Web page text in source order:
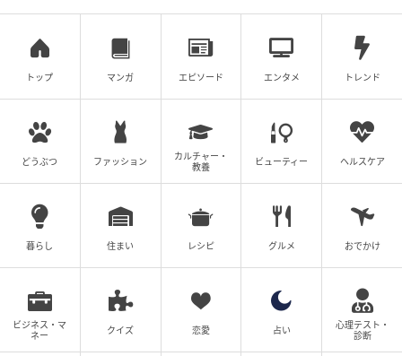
言うな！ それをお袋が喜んでると思うのか！」と一喝
する兄・祐一。悲しみの中でもがきながら言葉になら
ない感情を共有する家族の姿が、ひときわリアルに胸
に迫ります。
そんな日々を経て1年。ようやく家族それぞれが前を向
き始めた頃、サトシのもとに天国の母から"スペシャル
な贈り物"が届きます。それは、クリニックからの「
結精子保存の更新
実はサトシは中学生の頃に白血病を患い、抗癌剤治療
の影響で精子が作れない身体になっていたのです。母
は、当時まだ中学生だった息子の将来に「子どもを持
つ」という選択肢を残すため精子を凍結保存し、内緒
で保存料を振り込み続けていました。さらに亡くなる
トップ マンガ エピソード エンタメ トレンド
どうぶつ ファッション
カルチャー・
教養
ビューティー ヘルスケア
暮らし 住まい レシピ グルメ おでかけ
ビジネス・マ
ネー
クイズ 恋愛 占い
心理テスト・
診断